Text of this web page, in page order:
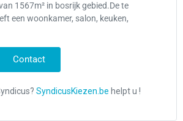
1567m² in bosrijk gebied.De te
een woonkamer, salon, keuken,
Contact